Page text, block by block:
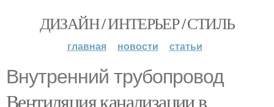
ДИЗАЙН / ИНТЕРЬЕР / СТИЛЬ
главная новости статьи
Внутренний трубопровод
Вентиляция канализации в